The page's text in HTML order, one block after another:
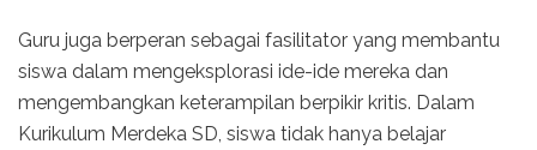
Guru juga berperan sebagai fasilitator yang membantu
siswa dalam mengeksplorasi ide-ide mereka dan
mengembangkan keterampilan berpikir kritis. Dalam
Kurikulum Merdeka SD, siswa tidak hanya belajar